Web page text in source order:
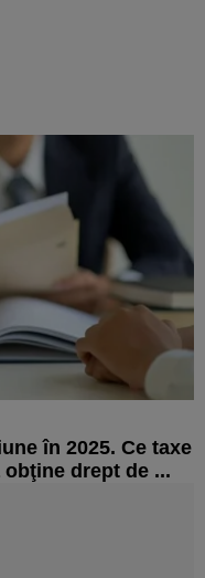
în 2025. Ce taxe
drept de ...